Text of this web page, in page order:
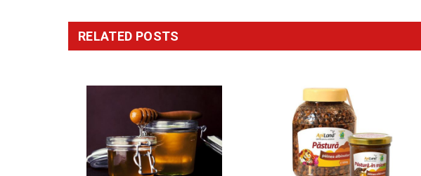
RELATED POSTS